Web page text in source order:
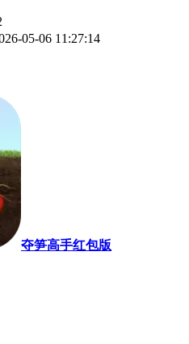
05-06 11:27:14
夺笋高手红包版